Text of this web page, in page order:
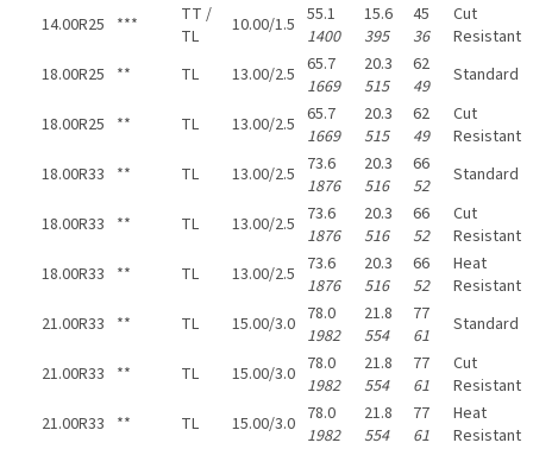
14.00R25 ***
TT /
TL
10.00/1.5 55.1
1400
15.6
395
45
36
Cut
Resistant
18.00R25 ** TL 13.00/2.5 65.7
1669
20.3
515
62
49
Standard
18.00R25 ** TL 13.00/2.5 65.7
1669
20.3
515
62
49
Cut
Resistant
18.00R33 ** TL 13.00/2.5 73.6
1876
20.3
516
66
52
Standard
18.00R33 ** TL 13.00/2.5 73.6
1876
20.3
516
66
52
Cut
Resistant
18.00R33 ** TL 13.00/2.5 73.6
1876
20.3
516
66
52
Heat
Resistant
21.00R33 ** TL 15.00/3.0 78.0
1982
21.8
554
77
61
Standard
21.00R33 ** TL 15.00/3.0 78.0
1982
21.8
554
77
61
Cut
Resistant
21.00R33 ** TL 15.00/3.0 78.0
1982
21.8
554
77
61
Heat
Resistant